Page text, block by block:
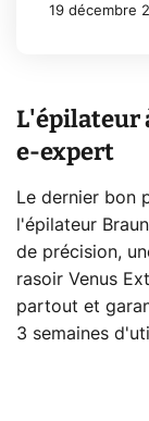
19 décembre
L'épilateur
e-expert
Le dernier bon
l'épilateur
de précision,
rasoir Venus
partout et
3 semaines